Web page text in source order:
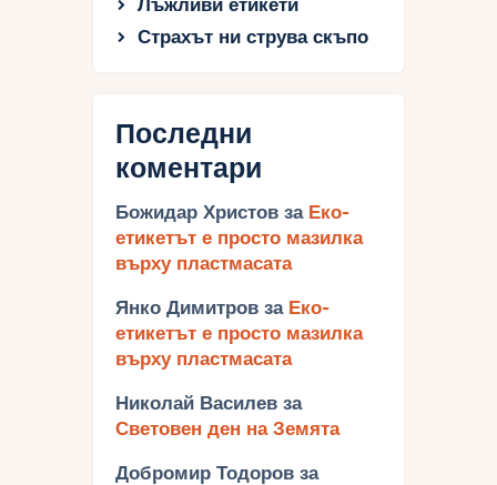
Лъжливи етикети
Страхът ни струва скъпо
Последни
коментари
Божидар Христов за Еко-
етикетът е просто мазилка
върху пластмасата
Янко Димитров за Еко-
етикетът е просто мазилка
върху пластмасата
Николай Василев за
Световен ден на Земята
Добромир Тодоров за